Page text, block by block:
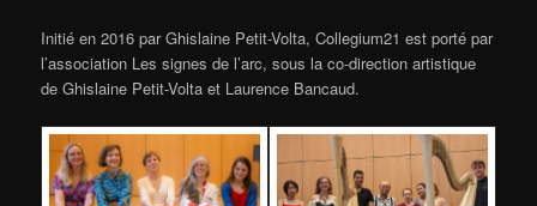
Initié en 2016 par Ghislaine Petit-Volta, Collegium21 est porté par
l’association Les signes de l’arc, sous la co-direction artistique
de Ghislaine Petit-Volta et Laurence Bancaud.